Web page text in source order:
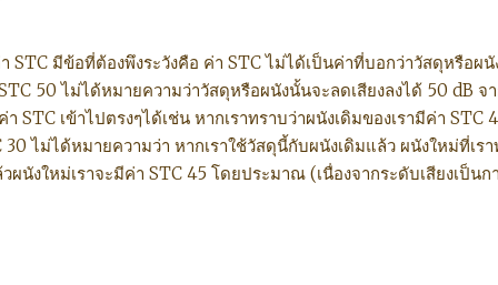
STC มีข้อที่ต้องพึงระวังคือ ค่า STC ไม่ได้เป็นค่าที่บอกว่าวัสดุหรือผนั
50 ไม่ได้หมายความว่าวัสดุหรือผนังนั้นจะลดเสียงลงได้ 50 dB จ
า STC เข้าไปตรงๆได้เช่น หากเราทราบว่าผนังเดิมของเรามีค่า
30 ไม่ได้หมายความว่า หากเราใช้วัสดุนี้กับผนังเดิมแล้ว ผนังใหม่ที่เร
ผนังใหม่เราจะมีค่า STC 45 โดยประมาณ (เนื่องจากระดับเสียงเป็น